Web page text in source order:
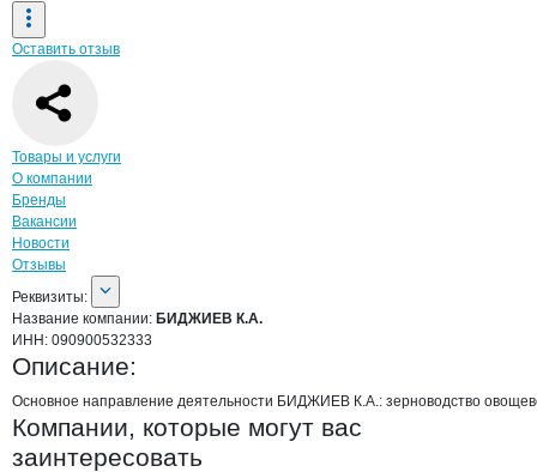
Оставить отзыв
Навигация по странице
Товары и услуги
О компании
Бренды
Вакансии
Новости
Отзывы
О компании
Реквизиты
Реквизиты:
Название компании: БИДЖИЕВ К.А.
ИНН: 090900532333
Описание:
Основное направление деятельности БИДЖИЕВ К.А.: зерноводство
Компании, которые могут вас
заинтересовать